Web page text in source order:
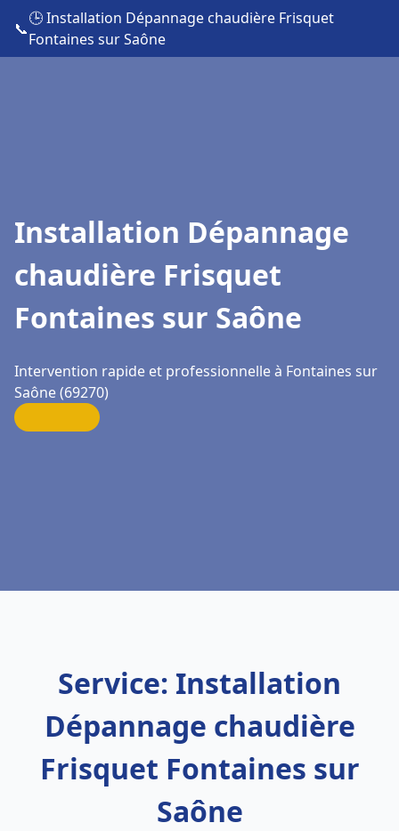
📞
🕒 Installation Dépannage chaudière Frisquet
Fontaines sur Saône
Installation Dépannage
chaudière Frisquet
Fontaines sur Saône
Intervention rapide et professionnelle à Fontaines sur
Saône (69270)
Service: Installation
Dépannage chaudière
Frisquet Fontaines sur
Saône